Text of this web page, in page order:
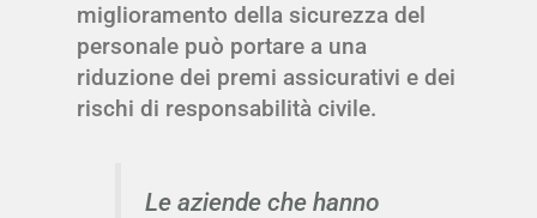
miglioramento della sicurezza del
personale può portare a una
riduzione dei premi assicurativi e dei
rischi di responsabilità civile.
Le aziende che hanno